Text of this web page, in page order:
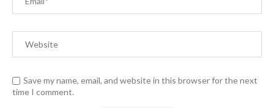
Save my name, email, and website in this browser for the next
time I comment.